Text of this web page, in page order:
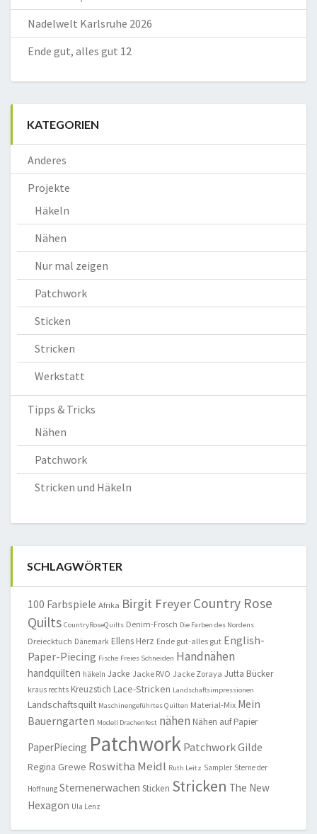
Nadelwelt Karlsruhe 2026
Ende gut, alles gut 12
KATEGORIEN
Anderes
Projekte
Häkeln
Nähen
Nur mal zeigen
Patchwork
Sticken
Stricken
Werkstatt
Tipps & Tricks
Nähen
Patchwork
Stricken und Häkeln
SCHLAGWÖRTER
100 Farbspiele Afrika Birgit FreyerCountry Rose
Quilts CountryRoseQuilts Denim-Frosch Die Farben des Nordens
Dreiecktuch Dänemark Ellens Herz Ende gut-alles gut English-
Paper-Piecing Fische Freies Schneiden Handnähen
handquilten häkeln Jacke Jacke RVO Jacke Zoraya Jutta Bücker
kraus rechts Kreuzstich Lace-Stricken Landschaftsimpressionen
Landschaftsquilt Maschinengeführtes Quilten Material-Mix Mein
Bauerngarten Modell Drachenfest nähen Nähen auf Papier
PaperPiecing Patchwork Patchwork Gilde
Regina Grewe Roswitha Meidl Ruth Leitz Sampler Sterne der
Hoffnung Sternenerwachen Sticken Stricken The New
Hexagon Ula Lenz